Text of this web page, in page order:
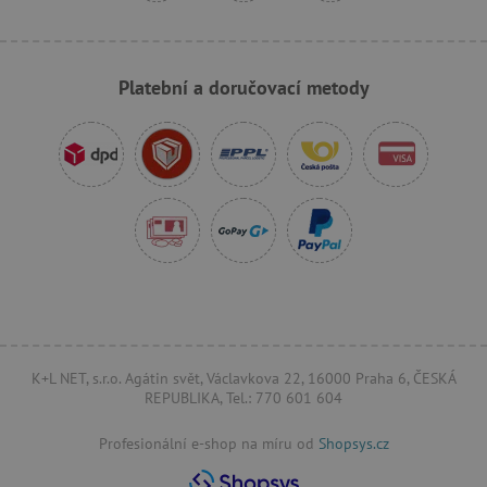
Platební a doručovací metody
K+L NET, s.r.o. Agátin svět, Václavkova 22, 16000 Praha 6, ČESKÁ
REPUBLIKA, Tel.: 770 601 604
Profesionální e-shop na míru od Shopsys.cz
AWSALBCORS
Amazon.com Inc.
www.pages06.net
_sp_id.f442
featureFlagCheckoutExperimentVariant www.agatinsvet.cz